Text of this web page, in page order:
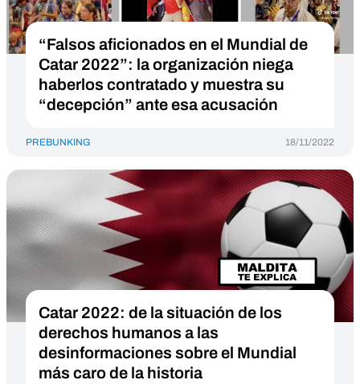
“Falsos aficionados en el Mundial de
Catar 2022”: la organización niega
haberlos contratado y muestra su
“decepción” ante esa acusación
PREBUNKING 18/11/2022
Catar 2022: de la situación de los
derechos humanos a las
desinformaciones sobre el Mundial
más caro de la historia